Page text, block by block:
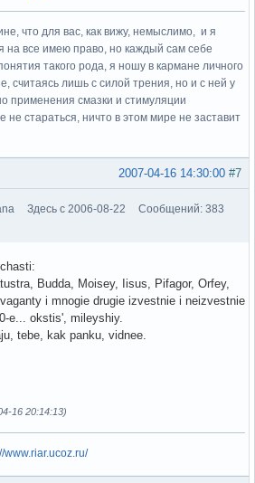
что для вас, как вижу, немыслимо, и я
на все имею право, но каждый сам себе
такого рода, я ношу в кармане личного
считаясь лишь с силой трения, но и с ней у
применения смазки и стимуляции
не стараться, ничто в этом мире не заставит
#7
2007-04-16 14:30:00
Здесь с 2006-08-22
Сообщений: 383
Budda, Moisey, Iisus, Pifagor, Orfey,
i mnogie drugie izvestnie i neizvestnie
e... okstis', mileyshiy.
tebe, kak panku, vidnee.
16 20:14:13)
www.riar.ucoz.ru/